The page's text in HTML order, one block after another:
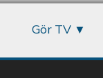
Gör TV